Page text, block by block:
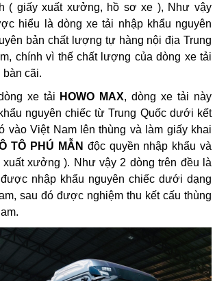
( giấy xuất xưởng, hồ sơ xe ), Như vậy
hiểu là dòng xe tải nhập khẩu nguyên
bản chất lượng tự hàng nội địa Trung
chính vì thế chất lượng của dòng xe tải
bàn cãi.
xe tải HOWO MAX, dòng xe tải này
nguyên chiếc từ Trung Quốc dưới kết
vào Việt Nam lên thùng và làm giấy khai
TÔ PHÚ MẪN độc quyền nhập khẩu và
xưởng ). Như vậy 2 dòng trên đều là
nhập khẩu nguyên chiếc dưới dạng
sau đó được nghiệm thu kết cấu thùng